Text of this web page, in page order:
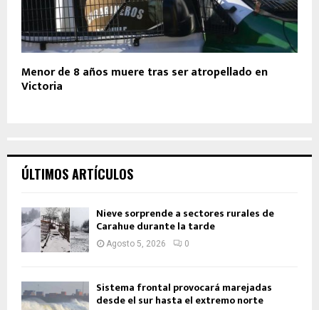
Menor de 8 años muere tras ser atropellado en
Victoria
ÚLTIMOS ARTÍCULOS
Nieve sorprende a sectores rurales de
Carahue durante la tarde
Agosto 5, 2026 0
Sistema frontal provocará marejadas
desde el sur hasta el extremo norte